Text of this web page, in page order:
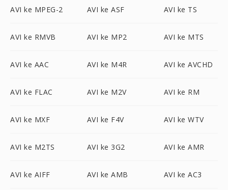
AVI ke MPEG-2 AVI ke ASF AVI ke TS
AVI ke RMVB AVI ke MP2 AVI ke MTS
AVI ke AAC AVI ke M4R AVI ke AVCHD
AVI ke FLAC AVI ke M2V AVI ke RM
AVI ke MXF AVI ke F4V AVI ke WTV
AVI ke M2TS AVI ke 3G2 AVI ke AMR
AVI ke AIFF AVI ke AMB AVI ke AC3